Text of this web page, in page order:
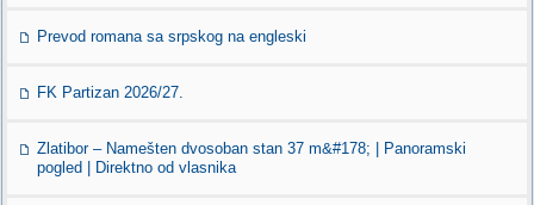
Prevod romana sa srpskog na engleski
FK Partizan 2026/27.
Zlatibor – Namešten dvosoban stan 37 m&#178; | Panoramski
pogled | Direktno od vlasnika